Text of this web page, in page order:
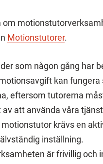
om
Motionstutorer.
som någon gång har
kan fungera
eftersom tutorerna
att använda våra
krävs en
inställning.
är frivillig och